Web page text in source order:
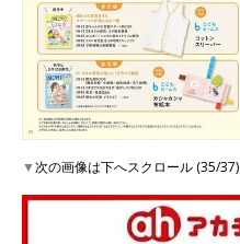
▼次の画像は下へスクロール (35/37)